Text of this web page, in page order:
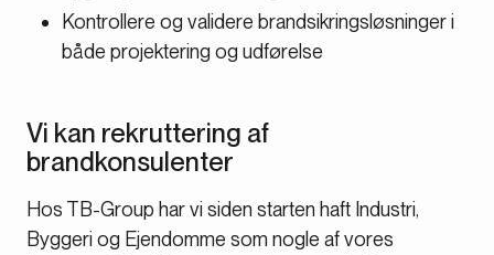
Kontrollere og validere brandsikringsløsninger i
både projektering og udførelse
Vi kan rekruttering af
brandkonsulenter
Hos TB-Group har vi siden starten haft Industri,
Byggeri og Ejendomme som nogle af vores